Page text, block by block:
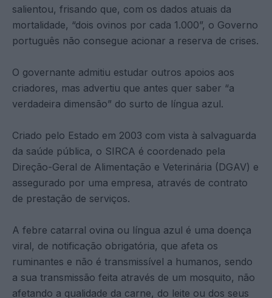
salientou, frisando que, com os dados atuais da
mortalidade, “dois ovinos por cada 1.000”, o Governo
português não consegue acionar a reserva de crises.
O governante admitiu estudar outros apoios aos
criadores, mas advertiu que antes quer saber “a
verdadeira dimensão” do surto de língua azul.
Criado pelo Estado em 2003 com vista à salvaguarda
da saúde pública, o SIRCA é coordenado pela
Direção-Geral de Alimentação e Veterinária (DGAV) e
assegurado por uma empresa, através de contrato
de prestação de serviços.
A febre catarral ovina ou língua azul é uma doença
viral, de notificação obrigatória, que afeta os
ruminantes e não é transmissível a humanos, sendo
a sua transmissão feita através de um mosquito, não
afetando a qualidade da carne, do leite ou dos seus